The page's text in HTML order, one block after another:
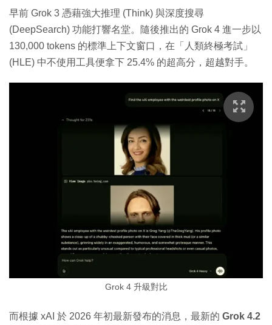
早前 Grok 3 憑藉強大推理 (Think) 與深度搜尋
(DeepSearch) 功能打響名堂。隨後推出的 Grok 4 進一步以
130,000 tokens 的標準上下文窗口，在「人類終極考試」
(HLE) 中不使用工具便拿下 25.4% 的超高分，超越對手。
Grok 4 升級對比
而根據 xAI 於 2026 年初最新發布的消息，最新的 Grok 4.2